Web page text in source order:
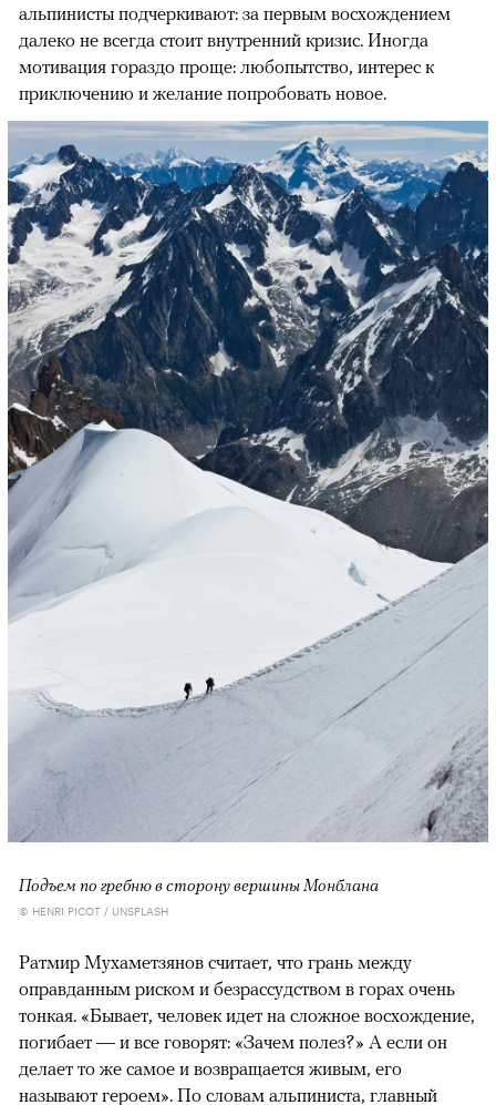
альпинисты подчеркивают: за первым восхождением
далеко не всегда стоит внутренний кризис. Иногда
мотивация гораздо проще: любопытство, интерес к
приключению и желание попробовать новое.
Подъем по гребню в сторону вершины Монблана
© HENRI PICOT / UNSPLASH
Ратмир Мухаметзянов считает, что грань между
оправданным риском и безрассудством в горах очень
тонкая. «Бывает, человек идет на сложное восхождение,
погибает — и все говорят: «Зачем полез?» А если он
делает то же самое и возвращается живым, его
называют героем». По словам альпиниста, главный